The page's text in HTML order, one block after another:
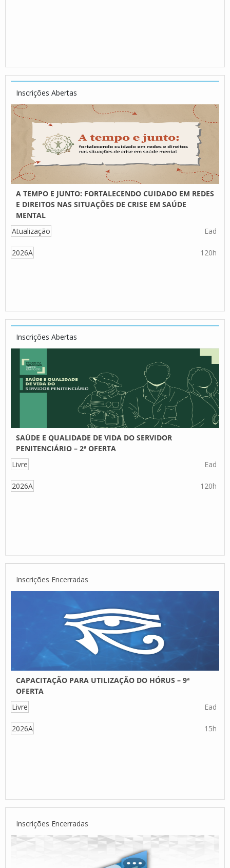
Inscrições Abertas
A TEMPO E JUNTO: FORTALECENDO CUIDADO EM REDES
E DIREITOS NAS SITUAÇÕES DE CRISE EM SAÚDE
MENTAL
Atualização
Ead
2026A 120h
Inscrições Abertas
SAÚDE E QUALIDADE DE VIDA DO SERVIDOR
PENITENCIÁRIO – 2ª OFERTA
Livre
Ead
2026A 120h
Inscrições Encerradas
CAPACITAÇÃO PARA UTILIZAÇÃO DO HÓRUS – 9ª
OFERTA
Livre
Ead
2026A 15h
Inscrições Encerradas